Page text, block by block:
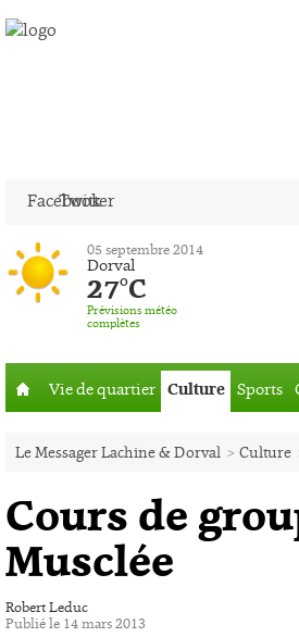
Facebook
Twitter
05 septembre 2014
Dorval
27°C
Prévisions météo
complètes
Vie de quartier Culture Sports
Le Messager Lachine & Dorval > Culture
Cours de
Musclée
Robert Leduc
Publié le 14 mars 2013